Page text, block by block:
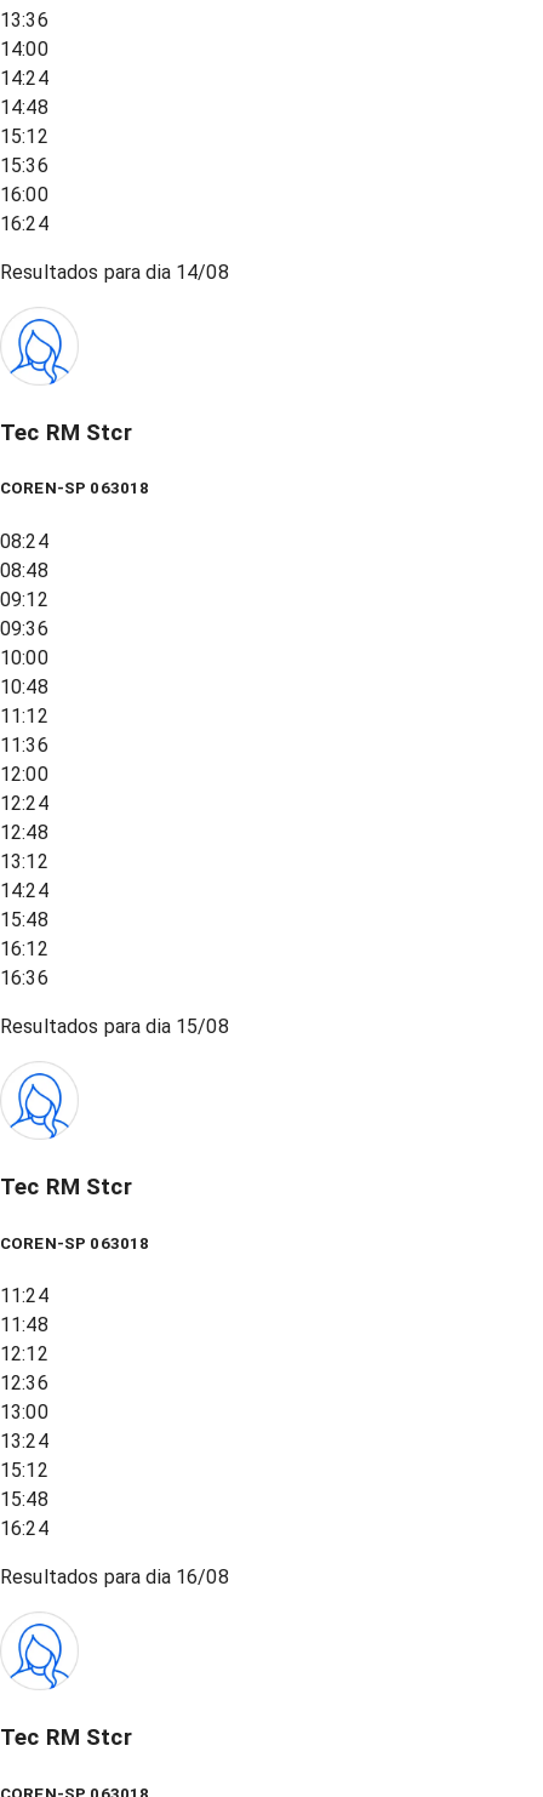
13:36
14:00
14:24
14:48
15:12
15:36
16:00
16:24
Resultados para dia 14/08
Tec RM Stcr
COREN-SP 063018
08:24
08:48
09:12
09:36
10:00
10:48
11:12
11:36
12:00
12:24
12:48
13:12
14:24
15:48
16:12
16:36
Resultados para dia 15/08
Tec RM Stcr
COREN-SP 063018
11:24
11:48
12:12
12:36
13:00
13:24
15:12
15:48
16:24
Resultados para dia 16/08
Tec RM Stcr